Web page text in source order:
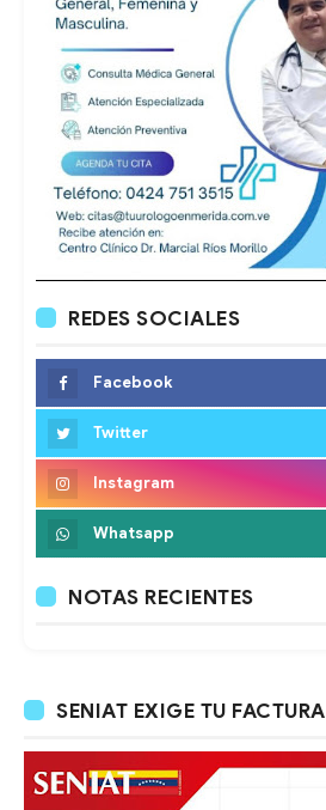
REDES SOCIALES
Facebook
Twitter
Instagram
Whatsapp
NOTAS RECIENTES
SENIAT EXIGE TU FACTURA